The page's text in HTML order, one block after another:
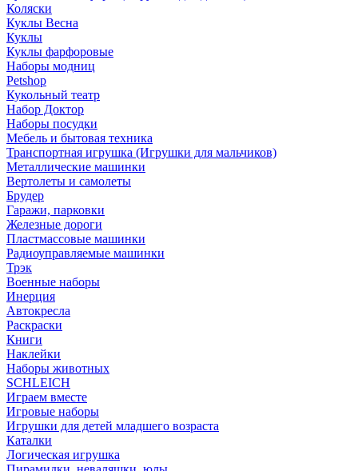
Коляски
Куклы Весна
Куклы
Куклы фарфоровые
Наборы модниц
Petshop
Кукольный театр
Набор Доктор
Наборы посудки
Мебель и бытовая техника
Транспортная игрушка (Игрушки для мальчиков)
Металлические машинки
Вертолеты и самолеты
Брудер
Гаражи, парковки
Железные дороги
Пластмассовые машинки
Радиоуправляемые машинки
Трэк
Военные наборы
Инерция
Автокресла
Раскраски
Книги
Наклейки
Наборы животных
SCHLEICH
Играем вместе
Игровые наборы
Игрушки для детей младшего возраста
Каталки
Логическая игрушка